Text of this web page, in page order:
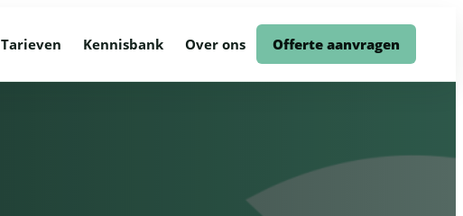
Tarieven Kennisbank Over ons Offerte aanvragen